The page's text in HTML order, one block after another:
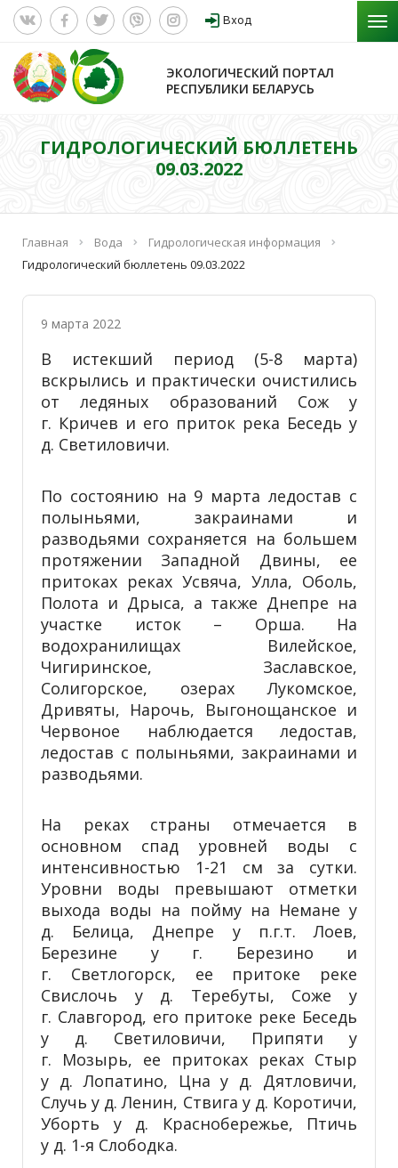
Вход
ЭКОЛОГИЧЕСКИЙ ПОРТАЛ
РЕСПУБЛИКИ БЕЛАРУСЬ
ГИДРОЛОГИЧЕСКИЙ БЮЛЛЕТЕНЬ
09.03.2022
Главная Вода
Гидрологическая информация
Гидрологический бюллетень 09.03.2022
9 марта 2022
В истекший период (5-8 марта)
вскрылись и практически очистились
от ледяных образований Сож у
г. Кричев и его приток река Беседь у
д. Светиловичи.
По состоянию на 9 марта ледостав с
полыньями, закраинами и
разводьями сохраняется на большем
протяжении Западной Двины, ее
притоках реках Усвяча, Улла, Оболь,
Полота и Дрыса, а также Днепре на
участке исток – Орша. На
водохранилищах Вилейское,
Чигиринское, Заславское,
Солигорское, озерах Лукомское,
Дривяты, Нарочь, Выгонощанское и
Червоное наблюдается ледостав,
ледостав с полыньями, закраинами и
разводьями.
На реках страны отмечается в
основном спад уровней воды с
интенсивностью 1-21 см за сутки.
Уровни воды превышают отметки
выхода воды на пойму на Немане у
д. Белица, Днепре у п.г.т. Лоев,
Березине у г. Березино и
г. Светлогорск, ее притоке реке
Свислочь у д. Теребуты, Соже у
г. Славгород, его притоке реке Беседь
у д. Светиловичи, Припяти у
г. Мозырь, ее притоках реках Стыр
у д. Лопатино, Цна у д. Дятловичи,
Случь у д. Ленин, Ствига у д. Коротичи,
Уборть у д. Краснобережье, Птичь
у д. 1-я Слободка.